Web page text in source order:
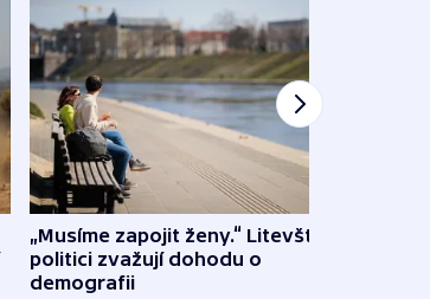
„Musíme zapojit ženy.“ Litevští
politici zvažují dohodu o
demografii